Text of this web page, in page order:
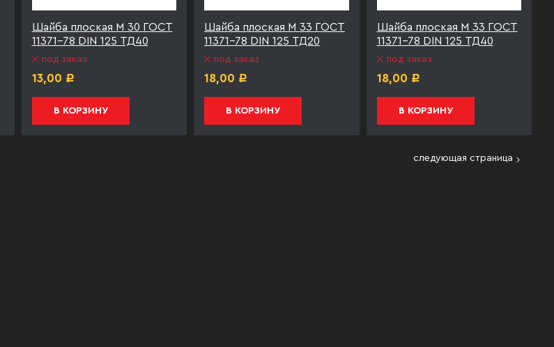
Шайба плоская М 30 ГОСТ
11371-78 DIN 125 ТД40
под заказ
13,00 Р
В КОРЗИНУ
Шайба плоская М 33 ГОСТ
11371-78 DIN 125 ТД20
под заказ
18,00 Р
В КОРЗИНУ
Шайба плоская М 33 ГОСТ
11371-78 DIN 125 ТД40
под заказ
18,00 Р
В КОРЗИНУ
следующая страница